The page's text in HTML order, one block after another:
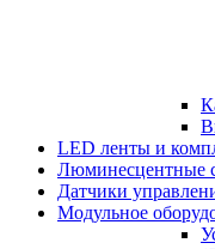
LED ленты и
Люминесцентные
Датчики
Модульное